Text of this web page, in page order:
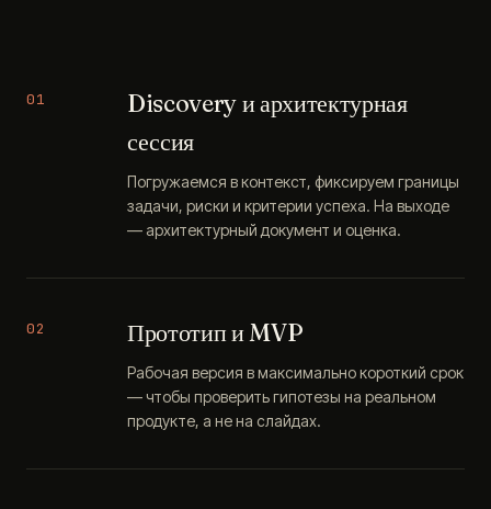
01
Discovery и архитектурная
сессия
Погружаемся в контекст, фиксируем границы
задачи, риски и критерии успеха. На выходе
— архитектурный документ и оценка.
02 Прототип и MVP
Рабочая версия в максимально короткий срок
— чтобы проверить гипотезы на реальном
продукте, а не на слайдах.